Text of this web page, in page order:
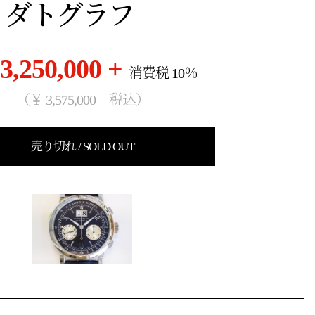
ダトグラフ
+ 消費税 10％
（￥ 3,575,000 税込）
売り切れ / SOLD OUT